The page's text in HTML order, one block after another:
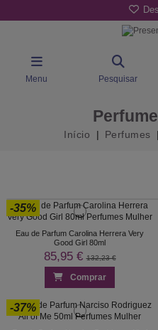
Menu Pesquisar
Início Perfumes
-35%
Eau de Parfum Carolina Herrera Very
Good Girl 80ml
85,95 €132,23 €
Comprar
-37%